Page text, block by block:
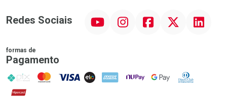
Redes Sociais InstagramFacebook Linkedin
formas de
Pagamento
PIX MasterCard
VISA ELO AMEX NuPay Google PayDiners Club
Hipercard